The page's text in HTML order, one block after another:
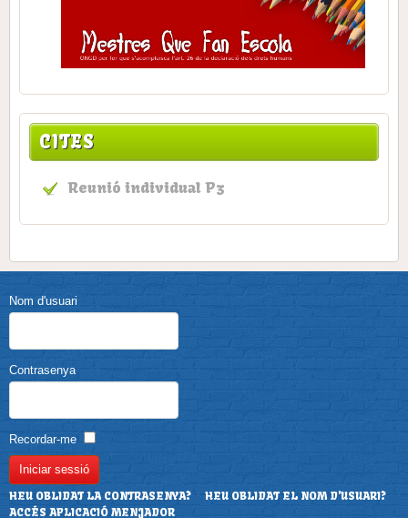
CITES
Reunió individual P3
Nom d'usuari
Contrasenya
Recordar-me
HEU OBLIDAT LA CONTRASENYA?
HEU OBLIDAT EL NOM D'USUARI?
ACCÉS APLICACIÓ MENJADOR